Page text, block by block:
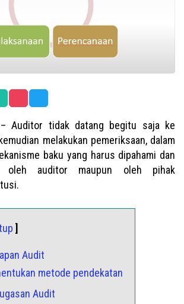
Auditor tidak datang begitu saja ke
melakukan pemeriksaan, dalam
baku yang harus dipahami dan
oleh auditor maupun oleh pihak
]
Audit
metode pendekatan
Audit